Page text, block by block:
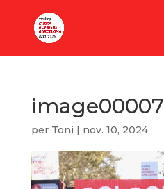
image00007
per Toni | nov. 10, 2024